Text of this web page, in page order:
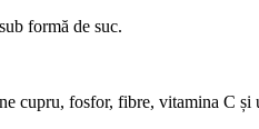
formă de suc.
cupru, fosfor, fibre, vitamina C